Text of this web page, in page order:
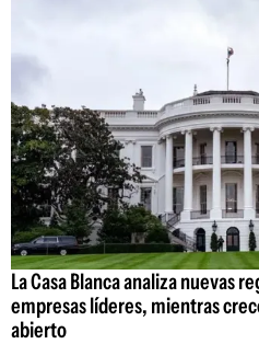
La Casa Blanca analiza nuevas
empresas líderes, mientras
abierto